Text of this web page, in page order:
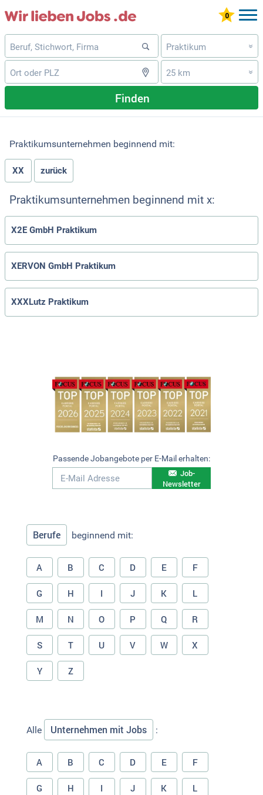
Praktikum »
25 km »
Finden
Praktikumsunternehmen beginnend mit:
XX zurück
Praktikumsunternehmen beginnend mit x:
X2E GmbH Praktikum
XERVON GmbH Praktikum
XXXLutz Praktikum
Passende Jobangebote per E-Mail erhalten:
Job-
Newsletter
Berufe beginnend mit:
A B C D E F
G H I J K L
M N O P Q R
S T U V W X
Y Z
Alle Unternehmen mit Jobs :
A B C D E F
G H I J K L